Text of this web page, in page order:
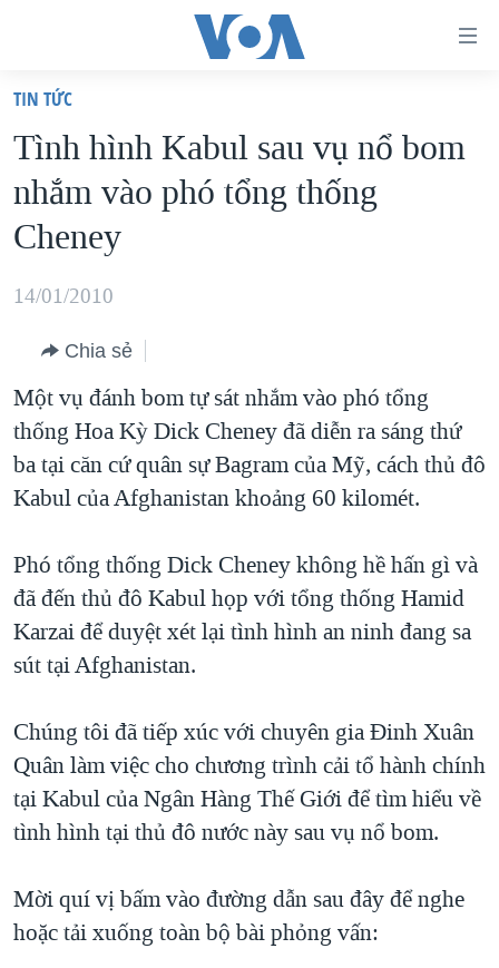
truy
cập
Tới
nội
chính
hướng
chính
Đi
tới
VIỆT NAM
HOA KỲ
BIỂN ĐÔNG
THẾ GIỚI
DIỄN ĐÀN
MỤC
TỰ DO BÁO CHÍ
VẠCH TRẦN TIN GIẢ
ĐỜI SỐNG
KINH TẾ
KHOA HỌC
SỨC KHOẺ
VĂN HOÁ
THỂ THAO
GIÁO DỤC
CHUYÊN ĐỀ
CHIẾN TRANH THƯƠNG MẠI CỦA MỸ: QUÁ KHỨ VÀ HIỆN
TẠI
MỘT NĂM CHIẾN TRANH TẠI DẢI GAZA
GIẢI MÃ VÀNH ĐAI & CON ĐƯỜNG
NGÀY TỊ NẠN THẾ GIỚI
GROUND ZERO – XƯA VÀ NAY
CHI PHÍ CHIẾN TRANH AFGHANISTAN
CÁC GIÁ TRỊ CỘNG HÒA Ở VIỆT NAM
TRỊNH VĨNH BÌNH VS. CHÍNH PHỦ VIỆT NAM
NGƯ DÂN VIỆT VÀ LÀN SÓNG TRỘM HẢI SÂM
HỌC TIẾNG ANH
NGHE
MẠNG XÃ HỘI
Ngôn ngữ khác
TIN TỨC
Tình hình Kabul sau vụ nổ bom
nhắm vào phó tổng thống
Cheney
14/01/2010
Chia sẻ
Một vụ đánh bom tự sát nhắm vào phó tổng
thống Hoa Kỳ Dick Cheney đã diễn ra sáng thứ
ba tại căn cứ quân sự Bagram của Mỹ, cách thủ đô
Kabul của Afghanistan khoảng 60 kilomét.
Phó tổng thống Dick Cheney không hề hấn gì và
đã đến thủ đô Kabul họp với tổng thống Hamid
Karzai để duyệt xét lại tình hình an ninh đang sa
sút tại Afghanistan.
Chúng tôi đã tiếp xúc với chuyên gia Ðinh Xuân
Quân làm việc cho chương trình cải tổ hành chính
tại Kabul của Ngân Hàng Thế Giới để tìm hiểu về
tình hình tại thủ đô nước này sau vụ nổ bom.
Mời quí vị bấm vào đường dẫn sau đây để nghe
hoặc tải xuống toàn bộ bài phỏng vấn: